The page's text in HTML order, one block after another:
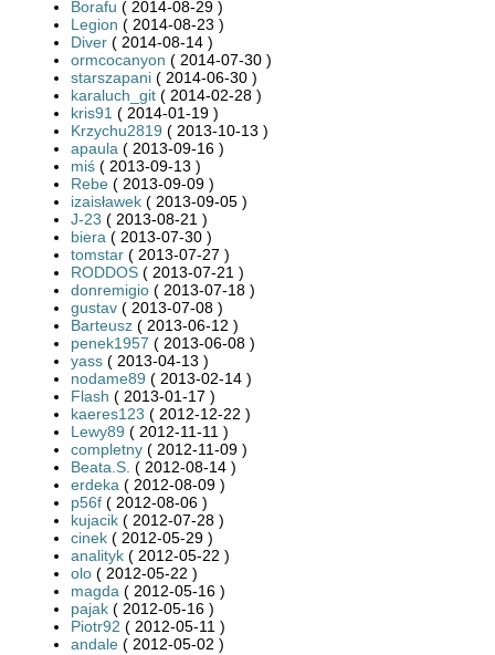
Borafu ( 2014-08-29 )
Legion ( 2014-08-23 )
Diver ( 2014-08-14 )
ormcocanyon ( 2014-07-30 )
starszapani ( 2014-06-30 )
karaluch_git ( 2014-02-28 )
kris91 ( 2014-01-19 )
Krzychu2819 ( 2013-10-13 )
apaula ( 2013-09-16 )
miś ( 2013-09-13 )
Rebe ( 2013-09-09 )
izaisławek ( 2013-09-05 )
J-23 ( 2013-08-21 )
biera ( 2013-07-30 )
tomstar ( 2013-07-27 )
RODDOS ( 2013-07-21 )
donremigio ( 2013-07-18 )
gustav ( 2013-07-08 )
Barteusz ( 2013-06-12 )
penek1957 ( 2013-06-08 )
yass ( 2013-04-13 )
nodame89 ( 2013-02-14 )
Flash ( 2013-01-17 )
kaeres123 ( 2012-12-22 )
Lewy89 ( 2012-11-11 )
completny ( 2012-11-09 )
Beata.S. ( 2012-08-14 )
erdeka ( 2012-08-09 )
p56f ( 2012-08-06 )
kujacik ( 2012-07-28 )
cinek ( 2012-05-29 )
analityk ( 2012-05-22 )
olo ( 2012-05-22 )
magda ( 2012-05-16 )
pajak ( 2012-05-16 )
Piotr92 ( 2012-05-11 )
andale ( 2012-05-02 )